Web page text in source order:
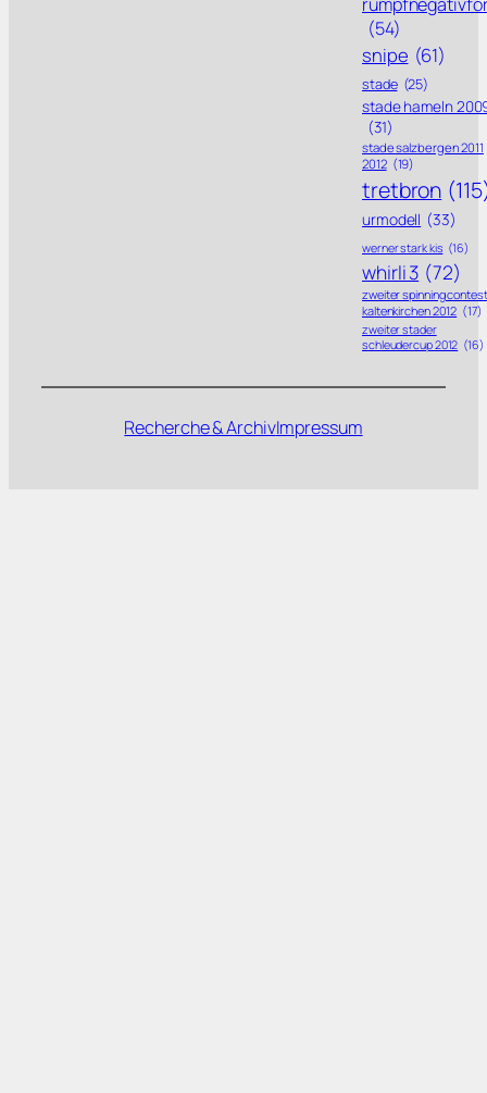
(54)
snipe (61)
stade (25)
stade hameln
(31)
stade salzbergen 2011
2012 (19)
tretbron
urmodell (33)
werner stark kis (16)
whirli 3 (72)
zweiter spinning contest
kaltenkirchen 2012 (17)
zweiter stader
schleudercup 2012 (16)
Recherche & ArchivImpressum